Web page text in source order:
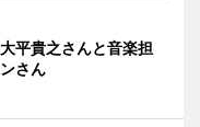
平貴之さんと音楽担
さん